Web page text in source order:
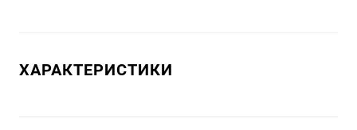
ХАРАКТЕРИСТИКИ